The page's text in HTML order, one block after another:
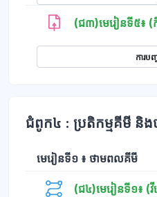
(ជ៣)មេរៀនទី៥៖ (កិ
ការប
ជំពូក៤ : ប្រតិកម្មគីមី និ
មេរៀនទី១ ៖ ថាមពលគីមី
(ជ៤)មេរៀនទី១៖ (